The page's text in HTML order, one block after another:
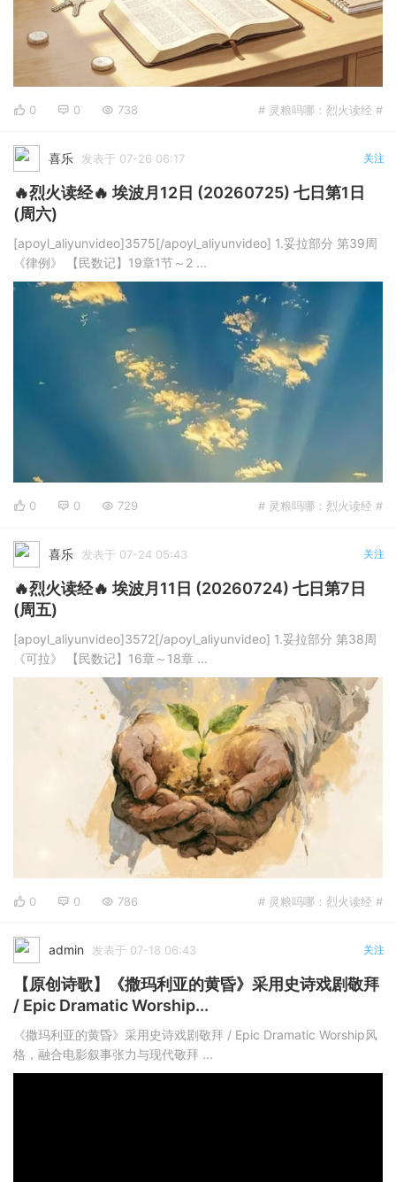
0 0 738 # 灵粮吗哪：烈火读经 #
喜乐 发表于 07-26 06:17 关注
🔥烈火读经🔥 埃波月12日 (20260725) 七日第1日
(周六)
[apoyl_aliyunvideo]3575[/apoyl_aliyunvideo] 1.妥拉部分 第39周
《律例》 【民数记】19章1节～2 ...
0 0 729 # 灵粮吗哪：烈火读经 #
喜乐 发表于 07-24 05:43 关注
🔥烈火读经🔥 埃波月11日 (20260724) 七日第7日
(周五)
[apoyl_aliyunvideo]3572[/apoyl_aliyunvideo] 1.妥拉部分 第38周
《可拉》 【民数记】16章～18章 ...
0 0 786 # 灵粮吗哪：烈火读经 #
admin 发表于 07-18 06:43 关注
【原创诗歌】《撒玛利亚的黄昏》采用史诗戏剧敬拜
/ Epic Dramatic Worship...
《撒玛利亚的黄昏》采用史诗戏剧敬拜 / Epic Dramatic Worship风
格，融合电影叙事张力与现代敬拜 ...